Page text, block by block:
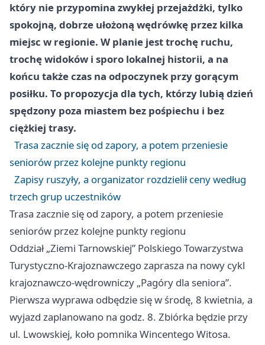
który nie przypomina zwykłej przejażdżki, tylko
spokojną, dobrze ułożoną wędrówkę przez kilka
miejsc w regionie. W planie jest trochę ruchu,
trochę widoków i sporo lokalnej historii, a na
końcu także czas na odpoczynek przy gorącym
posiłku. To propozycja dla tych, którzy lubią dzień
spędzony poza miastem bez pośpiechu i bez
ciężkiej trasy.
Trasa zacznie się od zapory, a potem przeniesie
seniorów przez kolejne punkty regionu
Zapisy ruszyły, a organizator rozdzielił ceny według
trzech grup uczestników
Trasa zacznie się od zapory, a potem przeniesie
seniorów przez kolejne punkty regionu
Oddział „Ziemi Tarnowskiej” Polskiego Towarzystwa
Turystyczno-Krajoznawczego zaprasza na nowy cykl
krajoznawczo-wędrowniczy „Pagóry dla seniora”.
Pierwsza wyprawa odbędzie się w środę, 8 kwietnia, a
wyjazd zaplanowano na godz. 8. Zbiórka będzie przy
ul. Lwowskiej, koło pomnika Wincentego Witosa.